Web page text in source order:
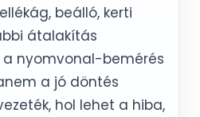
beálló, kerti
átalakítás
a nyomvonal-bemérés
a jó döntés
hol lehet a hiba,